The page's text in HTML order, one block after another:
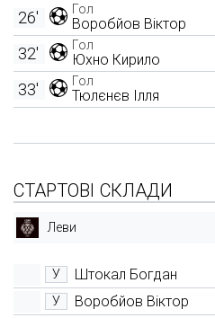
Гол
Воробйов Віктор
26'
Гол
Юхно Кирило
32'
Гол
Тюлєнєв Ілля
33'
СТАРТОВІ СКЛАДИ
Леви
У Штокал Богдан
У Воробйов Віктор